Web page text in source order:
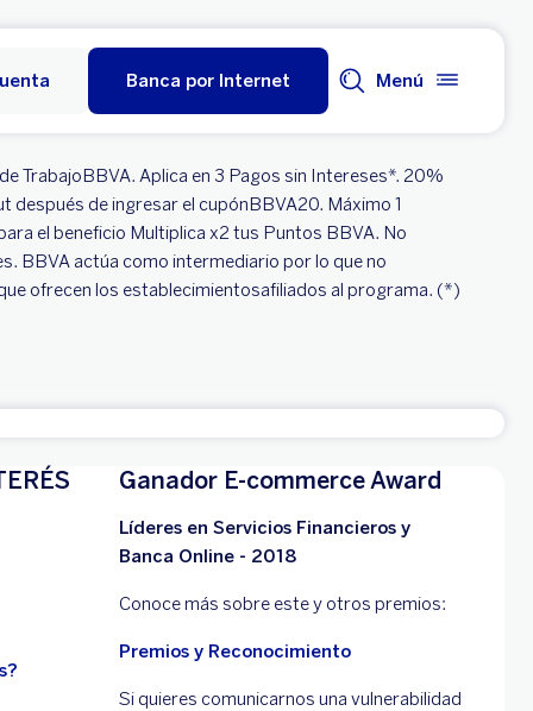
Banca por Internet Menú
TrabajoBBVA. Aplica en 3 Pagos sin Intereses*. 20%
después de ingresar el cupónBBVA20. Máximo 1
el beneficio Multiplica x2 tus Puntos BBVA. No
BBVA actúa como intermediario por lo que no
ofrecen los establecimientosafiliados al programa. (*)
Ganador E-commerce Award
Líderes en Servicios Financieros y
Banca Online - 2018
Conoce más sobre este y otros premios:
Premios y Reconocimiento
Si quieres comunicarnos una vulnerabilidad